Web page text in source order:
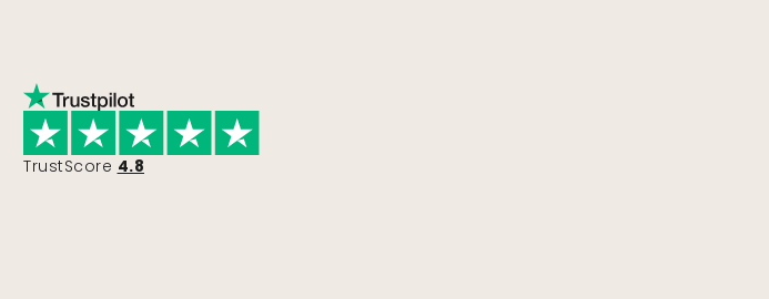
TrustScore 4.8